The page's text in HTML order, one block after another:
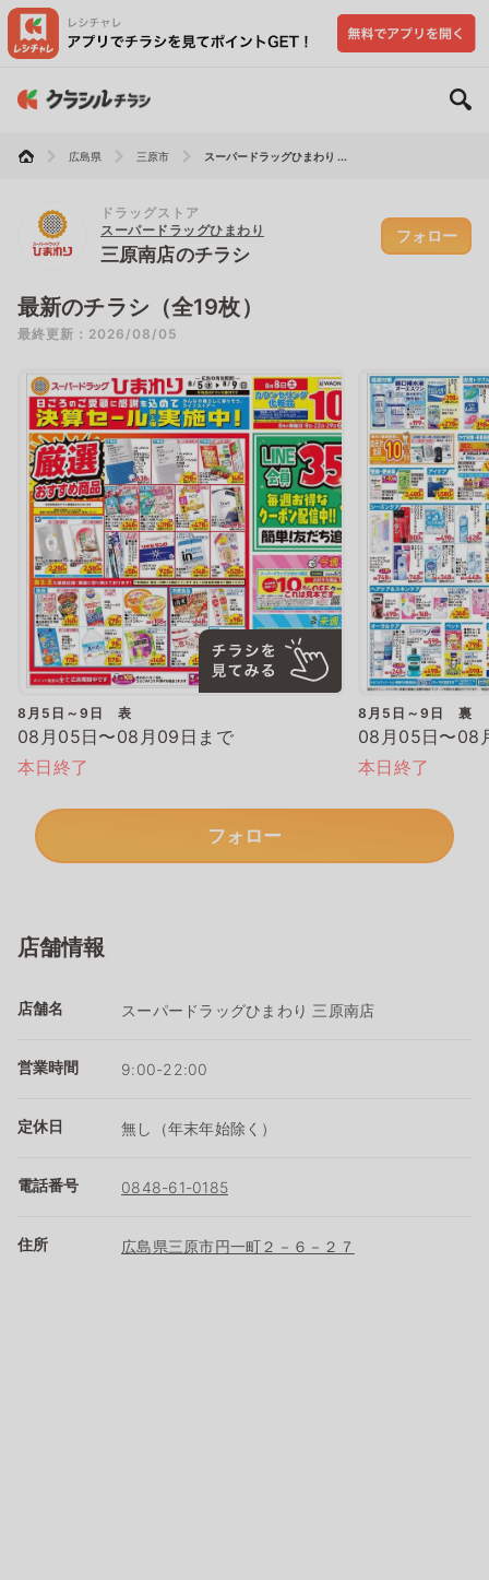
広島県 三原市 スーパードラッグひまわり ...
ドラッグストア
スーパードラッグひまわり
三原南店のチラシ
フォロー
最新のチラシ（全19枚）
最終更新：2026/08/05
8月5日～9日 表
08月05日〜08月09日まで
本日終了
8月5日～9日 裏
08月05日〜08
本日終了
フォロー
店舗情報
店舗名 スーパードラッグひまわり 三原南店
営業時間 9:00-22:00
定休日 無し（年末年始除く）
電話番号 0848-61-0185
住所 広島県三原市円一町２－６－２７